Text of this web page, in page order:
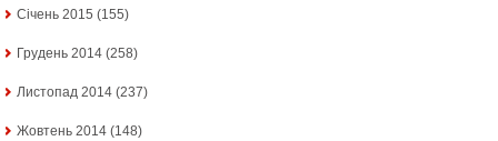
Січень 2015 (155)
Грудень 2014 (258)
Листопад 2014 (237)
Жовтень 2014 (148)